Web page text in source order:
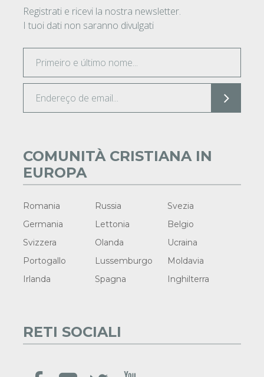
Registrati e ricevi la nostra newsletter.
I tuoi dati non saranno divulgati
COMUNITÀ CRISTIANA IN
EUROPA
Romania Russia
Svezia
Germania
Lettonia
Belgio
Svizzera
Olanda
Ucraina
Portogallo
Lussemburgo
Moldavia
Irlanda
Spagna Inghilterra
RETI SOCIALI